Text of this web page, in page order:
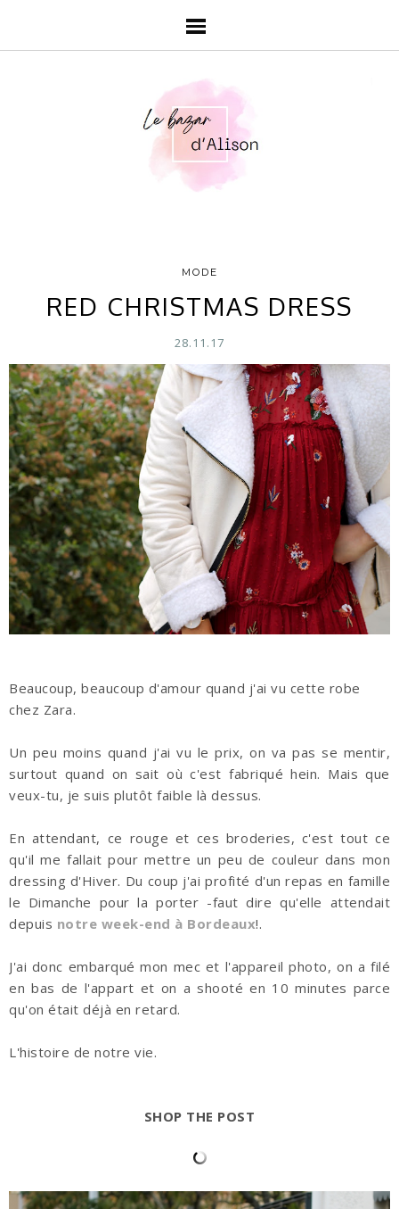
MODE
RED CHRISTMAS DRESS
28.11.17
Beaucoup, beaucoup d'amour quand j'ai vu cette robe
chez Zara.
Un peu moins quand j'ai vu le prix, on va pas se mentir,
surtout quand on sait où c'est fabriqué hein. Mais que
veux-tu, je suis plutôt faible là dessus.
En attendant, ce rouge et ces broderies, c'est tout ce
qu'il me fallait pour mettre un peu de couleur dans mon
dressing d'Hiver. Du coup j'ai profité d'un repas en famille
le Dimanche pour la porter -faut dire qu'elle attendait
depuis notre week-end à Bordeaux!.
J'ai donc embarqué mon mec et l'appareil photo, on a filé
en bas de l'appart et on a shooté en 10 minutes parce
qu'on était déjà en retard.
L'histoire de notre vie.
SHOP THE POST